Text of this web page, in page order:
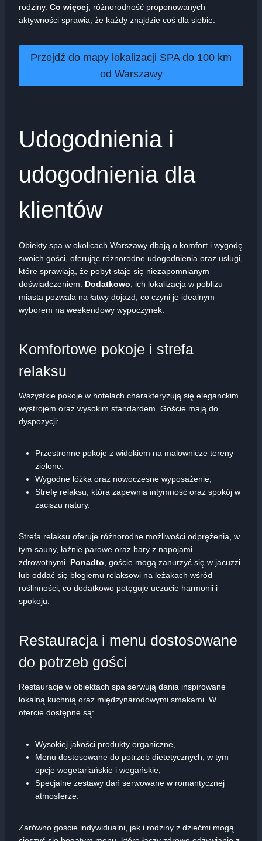
rodziny. Co więcej , różnorodność proponowanych
aktywności sprawia, że każdy znajdzie coś dla siebie.
Przejdź do mapy lokalizacji SPA do 100 km
od Warszawy
Udogodnienia i
udogodnienia dla
klientów
Obiekty spa w okolicach Warszawy dbają o komfort i wygodę
swoich gości, oferując różnorodne udogodnienia oraz usługi,
które sprawiają, że pobyt staje się niezapomnianym
doświadczeniem. Dodatkowo , ich lokalizacja w pobliżu
miasta pozwala na łatwy dojazd, co czyni je idealnym
wyborem na weekendowy wypoczynek.
Komfortowe pokoje i strefa
relaksu
Wszystkie pokoje w hotelach charakteryzują się eleganckim
wystrojem oraz wysokim standardem. Goście mają do
dyspozycji:
Przestronne pokoje z widokiem na malownicze tereny
zielone,
Wygodne łóżka oraz nowoczesne wyposażenie,
Strefę relaksu, która zapewnia intymność oraz spokój w
zaciszu natury.
Strefa relaksu oferuje różnorodne możliwości odprężenia, w
tym sauny, łaźnie parowe oraz bary z napojami
zdrowotnymi. Ponadto , goście mogą zanurzyć się w jacuzzi
lub oddać się błogiemu relaksowi na leżakach wśród
roślinności, co dodatkowo potęguje uczucie harmonii i
spokoju.
Restauracja i menu dostosowane
do potrzeb gości
Restauracje w obiektach spa serwują dania inspirowane
lokalną kuchnią oraz międzynarodowymi smakami. W
ofercie dostępne są:
Wysokiej jakości produkty organiczne,
Menu dostosowane do potrzeb dietetycznych, w tym
opcje wegetariańskie i wegańskie,
Specjalne zestawy dań serwowane w romantycznej
atmosferze.
Zarówno goście indywidualni, jak i rodziny z dziećmi mogą